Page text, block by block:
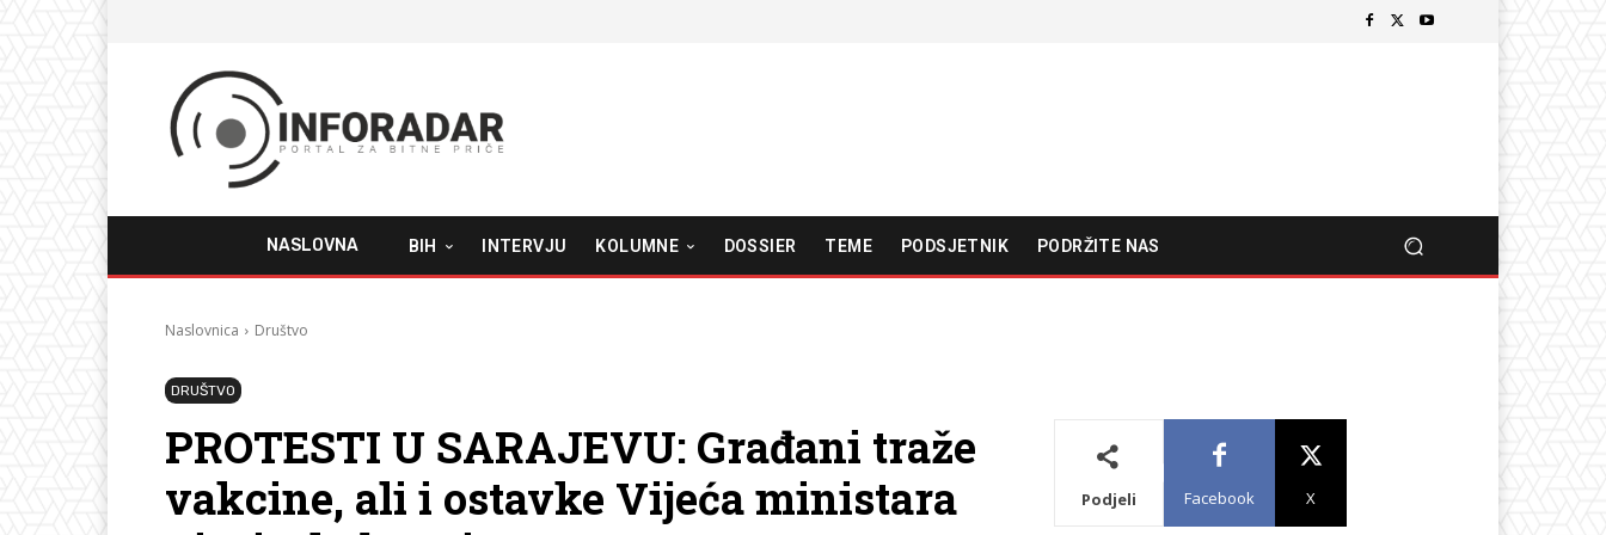
NASLOVNA BIH INTERVJU KOLUMNE DOSSIER TEME PODSJETNIK PODRŽITE NAS
Naslovnica Društvo
DRUŠTVO
PROTESTI U SARAJEVU: Građani traže
vakcine, ali i ostavke Vijeća ministara
Podjeli Facebook X